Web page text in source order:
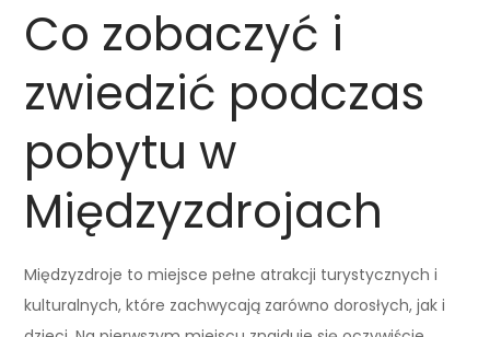
Co zobaczyć i
zwiedzić podczas
pobytu w
Międzyzdrojach
Międzyzdroje to miejsce pełne atrakcji turystycznych i
kulturalnych, które zachwycają zarówno dorosłych, jak i